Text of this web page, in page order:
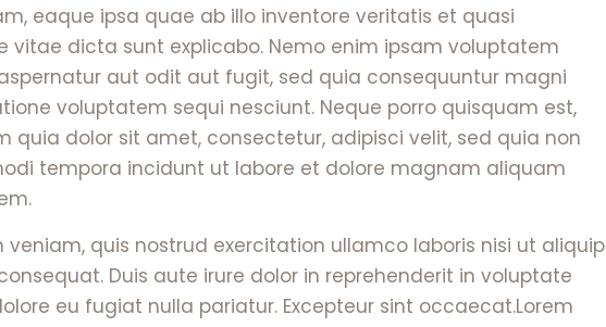
eaque ipsa quae ab illo inventore veritatis et quasi
vitae dicta sunt explicabo. Nemo enim ipsam voluptatem
aut odit aut fugit, sed quia consequuntur magni
voluptatem sequi nesciunt. Neque porro quisquam est,
quia dolor sit amet, consectetur, adipisci velit, sed quia non
tempora incidunt ut labore et dolore magnam aliquam
veniam, quis nostrud exercitation ullamco laboris nisi ut aliquip
Duis aute irure dolor in reprehenderit in voluptate
eu fugiat nulla pariatur. Excepteur sint occaecat.Lorem